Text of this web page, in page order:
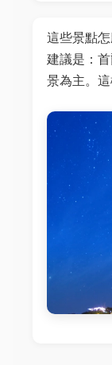
這些景點
建議是：
景為主。這